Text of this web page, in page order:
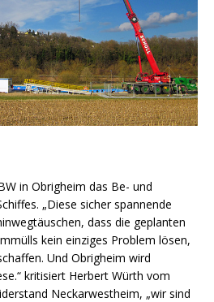
in Obrigheim das Be- und
„Diese sicher spannende
dass die geplanten
kein einziges Problem lösen,
Und Obrigheim wird
kritisiert Herbert Würth vom
Neckarwestheim, „wir sind